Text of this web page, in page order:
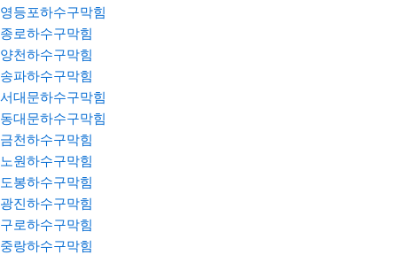
영등포하수구막힘
종로하수구막힘
양천하수구막힘
송파하수구막힘
서대문하수구막힘
동대문하수구막힘
금천하수구막힘
노원하수구막힘
도봉하수구막힘
광진하수구막힘
구로하수구막힘
중랑하수구막힘